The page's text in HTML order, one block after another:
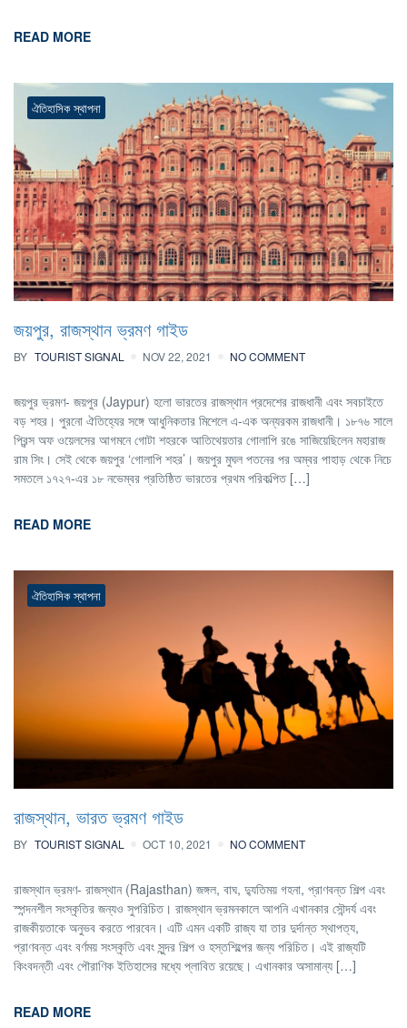
READ MORE
ঐতিহাসিক স্থাপনা
জয়পুর, রাজস্থান ভ্রমণ গাইড
BY TOURIST SIGNAL NOV 22, 2021 NO COMMENT
জয়পুর ভ্রমণ- জয়পুর (Jaypur) হলো ভারতের রাজস্থান প্রদেশের রাজধানী এবং সবচাইতে
বড় শহর। পুরনো ঐতিহ্যের সঙ্গে আধুনিকতার মিশেলে এ-এক অন্যরকম রাজধানী। ১৮৭৬ সালে
প্রিন্স অফ ওয়েলসের আগমনে গোটা শহরকে আতিথেয়তার গোলাপি রঙে সাজিয়েছিলেন মহারাজ
রাম সিং। সেই থেকে জয়পুর ‘গোলাপি শহর’। জয়পুর মুঘল পতনের পর অম্বর পাহাড় থেকে নিচে
সমতলে ১৭২৭-এর ১৮ নভেম্বর প্রতিষ্ঠিত ভারতের প্রথম পরিকল্পিত […]
READ MORE
ঐতিহাসিক স্থাপনা
রাজস্থান, ভারত ভ্রমণ গাইড
BY TOURIST SIGNAL OCT 10, 2021 NO COMMENT
রাজস্থান ভ্রমণ- রাজস্থান (Rajasthan) জঙ্গল, বাঘ, দ্যুতিময় গহনা, প্রাণবন্ত শিল্প এবং
স্পন্দনশীল সংস্কৃতির জন্যও সুপরিচিত। রাজস্থান ভ্রমনকালে আপনি এখানকার সৌন্দর্য এবং
রাজকীয়তাকে অনুভব করতে পারবেন। এটি এমন একটি রাজ্য যা তার দুর্দান্ত স্থাপত্য,
প্রাণবন্ত এবং বর্ণময় সংস্কৃতি এবং সুন্দর শিল্প ও হস্তশিল্পের জন্য পরিচিত। এই রাজ্যটি
কিংবদন্তী এবং পৌরাণিক ইতিহাসের মধ্যে প্লাবিত রয়েছে। এখানকার অসামান্য […]
READ MORE